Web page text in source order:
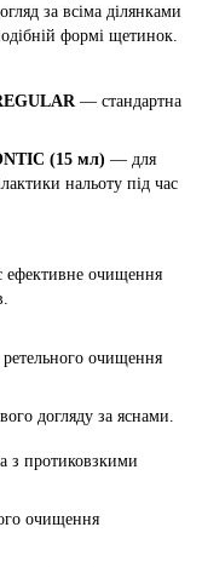
за всіма ділянками
формі щетинок.
— стандартна
(15 мл) — для
нальоту під час
ефективне очищення
очищення
догляду за яснами.
з протиковзкими
очищення